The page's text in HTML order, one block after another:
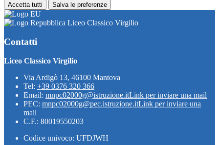
Accetta tutti Salva le preferenze
Liceo Classico Virgilio
Contatti
Liceo Classico Virgilio
Via Ardigò 13, 46100 Mantova
Tel: +39 0376 320 366
Email: mnpc02000g@istruzione.itLink per inviare una mail
PEC: mnpc02000g@pec.istruzione.itLink per inviare una
mail
C.F.: 80019550203
Codice univoco: UFDJWH